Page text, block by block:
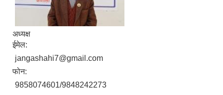
अध्यक्ष
ईमेल:
jangashahi7@gmail.com
फोन:
9858074601/9848242273